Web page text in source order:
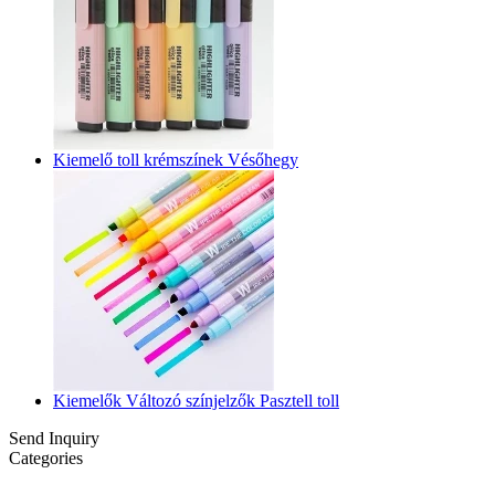
Kiemelő toll krémszínek Vésőhegy
Kiemelők Változó színjelzők Pasztell toll
Send Inquiry
Categories